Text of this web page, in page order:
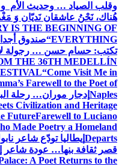
وقلب الصياد … وحديث الأم
هُناك، نَحْنُ عاشقان نَديّان وَ
IS THE BEGINNING OF
EVERYTHING“صندوق
تكتب: حسام حسن … رجولة
THE 36TH MEDELLÍN
“Come Visit Me in
Farewell to the Poet of
Naples إدجار موران… رحلة
Civilization and Heritage
FutureFarewell to Luciano
Made Poetry a Homeland
Departs إيطاليا تودّع شاعر
قصر ثقافة بنها… عودة شاعر
A Poet Returns to the